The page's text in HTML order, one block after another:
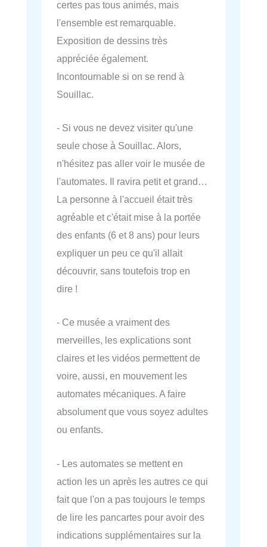
certes pas tous animés, mais
l'ensemble est remarquable.
Exposition de dessins très
appréciée également.
Incontournable si on se rend à
Souillac.
- Si vous ne devez visiter qu'une
seule chose à Souillac. Alors,
n'hésitez pas aller voir le musée de
l'automates. Il ravira petit et grand…
La personne à l'accueil était très
agréable et c'était mise à la portée
des enfants (6 et 8 ans) pour leurs
expliquer un peu ce qu'il allait
découvrir, sans toutefois trop en
dire !
- Ce musée a vraiment des
merveilles, les explications sont
claires et les vidéos permettent de
voire, aussi, en mouvement les
automates mécaniques. A faire
absolument que vous soyez adultes
ou enfants.
- Les automates se mettent en
action les un après les autres ce qui
fait que l'on a pas toujours le temps
de lire les pancartes pour avoir des
indications supplémentaires sur la